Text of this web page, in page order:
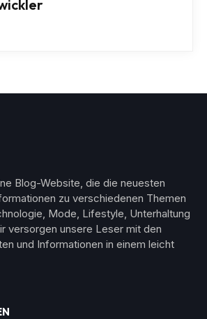
Blog-Website, die die neuesten
zu verschiedenen Themen
Mode, Lifestyle, Unterhaltung
versorgen unsere Leser mit den
und Informationen in einem leicht